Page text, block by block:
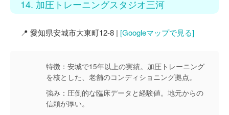
14. 加圧トレーニングスタジオ三河
📍 愛知県安城市大東町12-8 | [Googleマップで見る]
特徴： 安城で15年以上の実績。加圧トレーニング
を核とした、老舗のコンディショニング拠点。
強み： 圧倒的な臨床データと経験値。地元からの
信頼が厚い。